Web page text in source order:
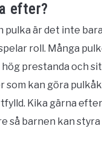
efter?
pulka är det inte
roll. Många
prestanda och
kan göra
Kika gärna
så barnen kan styra